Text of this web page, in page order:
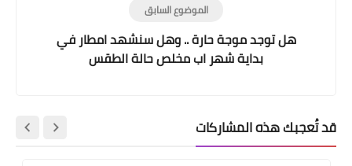
الموضوع السابق
هل توجد موجة حارة .. وهل سنشهد امطار في
بداية شهر اب مخلص حالة الطقس
قد تُعجبك هذه المشاركات